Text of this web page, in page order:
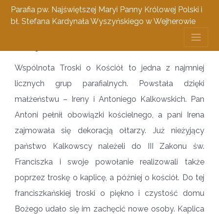
Parafia pw. Najświętszej Maryi Panny Królowej Polski i
bł. Stefana Kardynała Wyszyńskiego w Wejherowie
Wspólnota Troski o Kościół to jedna z najmniej
licznych grup parafialnych. Powstała dzięki
małżeństwu – Ireny i Antoniego Kalkowskich. Pan
Antoni pełnił obowiązki kościelnego, a pani Irena
zajmowała się dekoracją ołtarzy. Już nieżyjący
państwo Kalkowscy należeli do III Zakonu św.
Franciszka i swoje powołanie realizowali także
poprzez troskę o kaplicę, a później o kościół. Do tej
franciszkańskiej troski o piękno i czystość domu
Bożego udało się im zachęcić nowe osoby. Kaplica